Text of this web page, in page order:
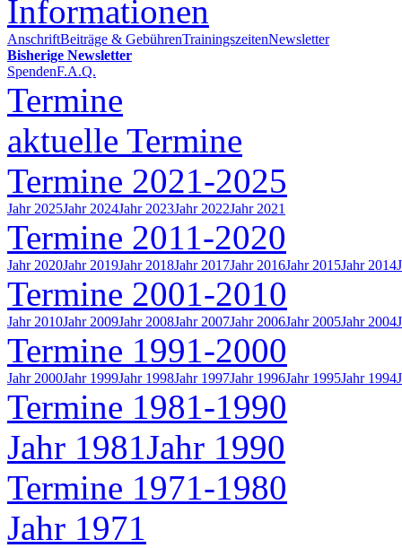
Informationen
AnschriftBeiträge & GebührenTrainingszeitenNewsletter
Bisherige Newsletter
SpendenF.A.Q.
Termine
aktuelle Termine
Termine 2021-2025
Jahr 2025Jahr 2024Jahr 2023Jahr 2022Jahr 2021
Termine 2011-2020
Jahr 2020Jahr 2019Jahr 2018Jahr 2017Jahr 2016Jahr 2015Jahr 2014
Termine 2001-2010
Jahr 2010Jahr 2009Jahr 2008Jahr 2007Jahr 2006Jahr 2005Jahr 2004
Termine 1991-2000
Jahr 2000Jahr 1999Jahr 1998Jahr 1997Jahr 1996Jahr 1995Jahr 1994
Termine 1981-1990
Jahr 1981Jahr 1990
Termine 1971-1980
Jahr 1971